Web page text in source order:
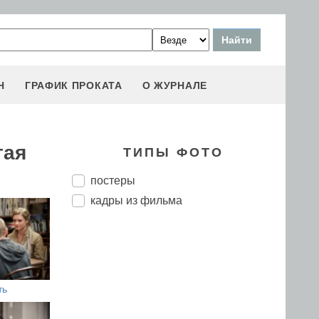
ГРАФИК ПРОКАТА О ЖУРНАЛЕ
ТИПЫ ФОТО
постеры
кадры из фильма